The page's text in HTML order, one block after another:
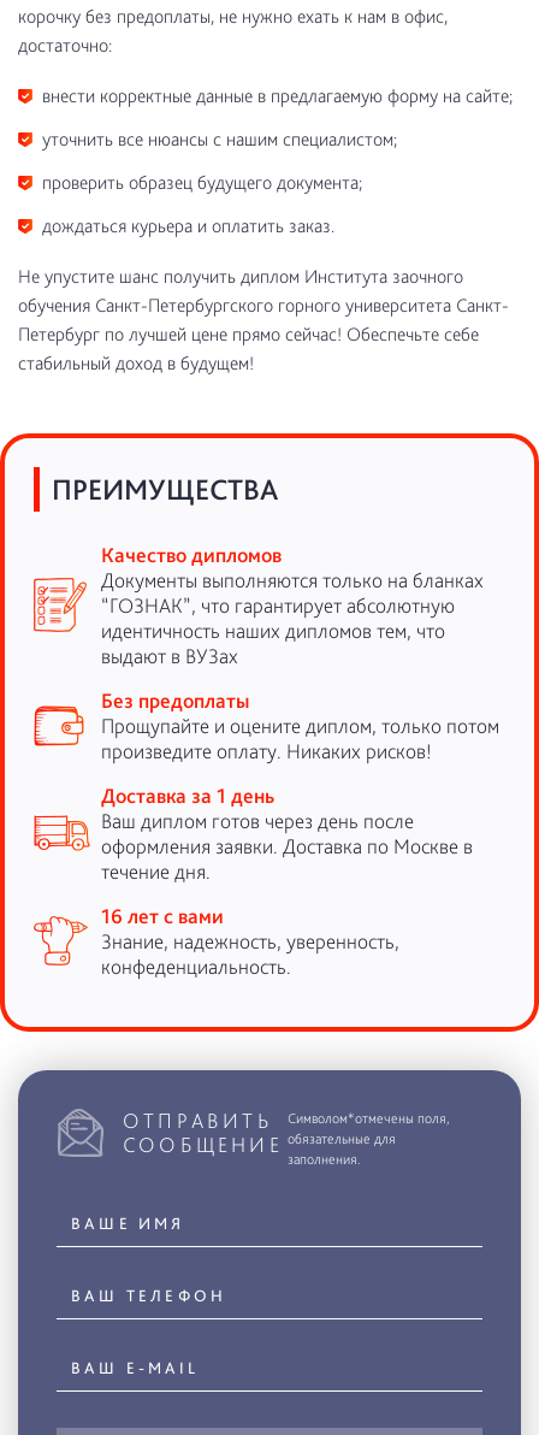
корочку без предоплаты, не нужно ехать к нам в офис,
достаточно:
внести корректные данные в предлагаемую форму на сайте;
уточнить все нюансы с нашим специалистом;
проверить образец будущего документа;
дождаться курьера и оплатить заказ.
Не упустите шанс получить диплом Института заочного
обучения Санкт-Петербургского горного университета Санкт-
Петербург по лучшей цене прямо сейчас! Обеспечьте себе
стабильный доход в будущем!
ПРЕИМУЩЕСТВА
Качество дипломов
Документы выполняются только на бланках
“ГОЗНАК”, что гарантирует абсолютную
идентичность наших дипломов тем, что
выдают в ВУЗах
Без предоплаты
Прощупайте и оцените диплом, только потом
произведите оплату. Никаких рисков!
Доставка за 1 день
Ваш диплом готов через день после
оформления заявки. Доставка по Москве в
течение дня.
16 лет с вами
Знание, надежность, уверенность,
конфеденциальность.
ОТПРАВИТЬ
СООБЩЕНИЕ
Символом*отмечены поля,
обязательные для
заполнения.